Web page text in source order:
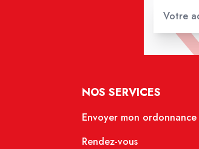
NOS SERVICES
Envoyer mon ordonnance
Rendez-vous